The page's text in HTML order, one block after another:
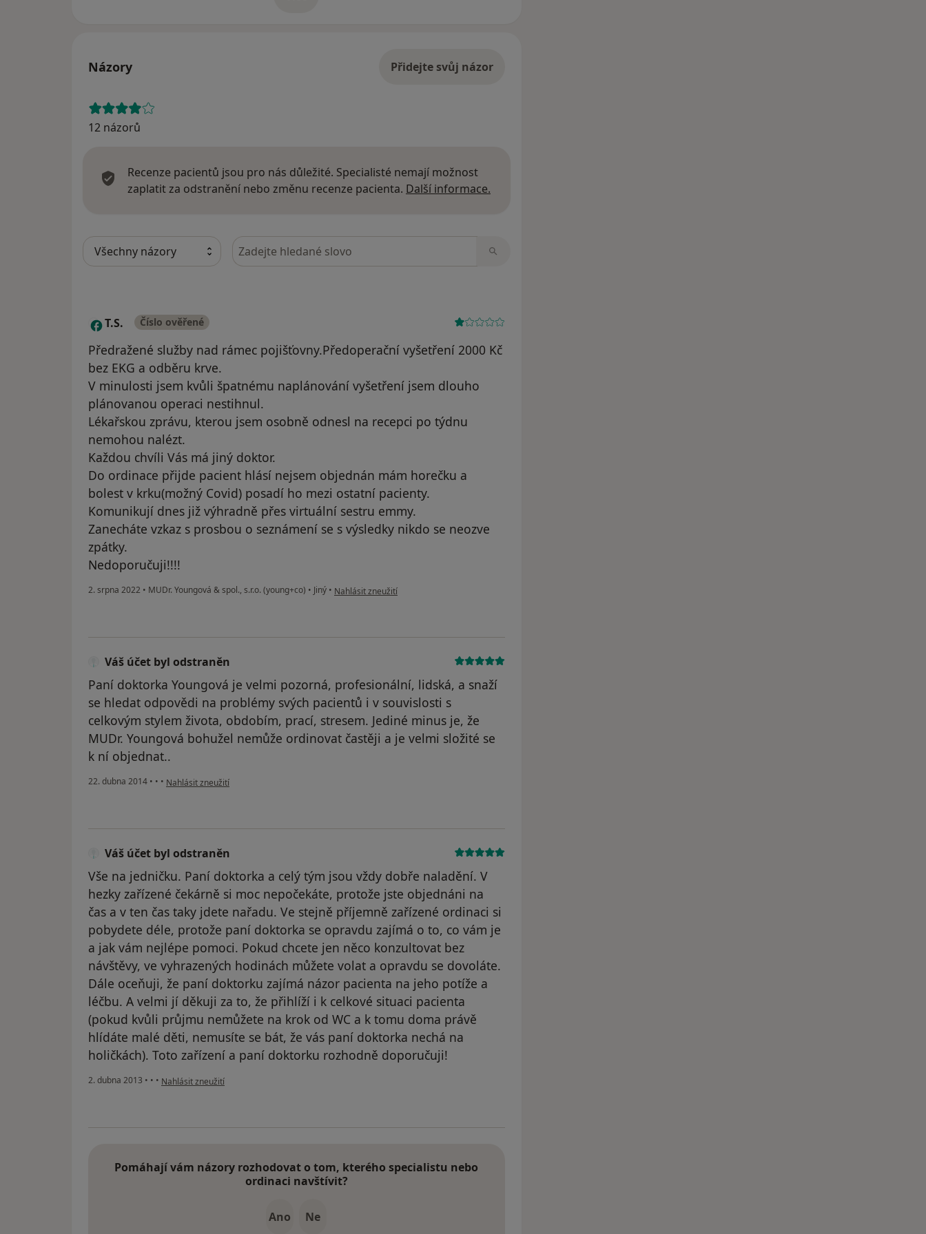
Názory Přidejte svůj názor
12 názorů
Recenze pacientů jsou pro nás důležité. Specialisté nemají možnost
zaplatit za odstranění nebo změnu recenze pacienta. Další informace.
Hledejte v názorech
T T.S. Číslo ověřené
Předražené služby nad rámec pojišťovny.Předoperační vyšetření 2000 Kč
bez EKG a odběru krve.
V minulosti jsem kvůli špatnému naplánování vyšetření jsem dlouho
plánovanou operaci nestihnul.
Lékařskou zprávu, kterou jsem osobně odnesl na recepci po týdnu
nemohou nalézt.
Každou chvíli Vás má jiný doktor.
Do ordinace přijde pacient hlásí nejsem objednán mám horečku a
bolest v krku(možný Covid) posadí ho mezi ostatní pacienty.
Komunikují dnes již výhradně přes virtuální sestru emmy.
Zanecháte vzkaz s prosbou o seznámení se s výsledky nikdo se neozve
zpátky.
Nedoporučuji!!!!
2. srpna 2022 • MUDr. Youngová & spol., s.r.o. (young+co) • Jiný • podle názoru uživatele T.S.
Nahlásit zneužití
Váš účet byl odstraněn
Paní doktorka Youngová je velmi pozorná, profesionální, lidská, a snaží
se hledat odpovědi na problémy svých pacientů i v souvislosti s
celkovým stylem života, obdobím, prací, stresem. Jediné minus je, že
MUDr. Youngová bohužel nemůže ordinovat častěji a je velmi složité se
k ní objednat..
22. dubna 2014 • • • podle názoru uživatele Váš účet byl odstraněn
Nahlásit zneužití
Váš účet byl odstraněn
Vše na jedničku. Paní doktorka a celý tým jsou vždy dobře naladění. V
hezky zařízené čekárně si moc nepočekáte, protože jste objednáni na
čas a v ten čas taky jdete nařadu. Ve stejně příjemně zařízené ordinaci si
pobydete déle, protože paní doktorka se opravdu zajímá o to, co vám je
a jak vám nejlépe pomoci. Pokud chcete jen něco konzultovat bez
návštěvy, ve vyhrazených hodinách můžete volat a opravdu se dovoláte.
Dále oceňuji, že paní doktorku zajímá názor pacienta na jeho potíže a
léčbu. A velmi jí děkuji za to, že přihlíží i k celkové situaci pacienta
(pokud kvůli průjmu nemůžete na krok od WC a k tomu doma právě
hlídáte malé děti, nemusíte se bát, že vás paní doktorka nechá na
holičkách). Toto zařízení a paní doktorku rozhodně doporučuji!
2. dubna 2013 • • • podle názoru uživatele Váš účet byl odstraněn
Nahlásit zneužití
Pomáhají vám názory rozhodovat o tom, kterého specialistu nebo
ordinaci navštívit?
Ano Ne